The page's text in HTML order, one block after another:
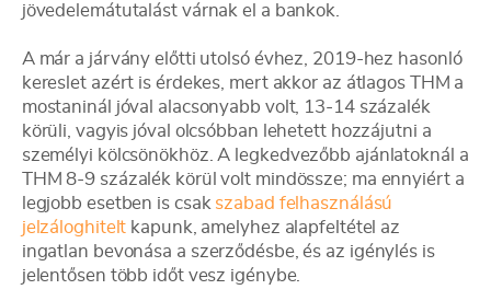
jövedelemátutalást várnak el a bankok.
A már a járvány előtti utolsó évhez, 2019-hez hasonló
kereslet azért is érdekes, mert akkor az átlagos THM a
mostaninál jóval alacsonyabb volt, 13-14 százalék
körüli, vagyis jóval olcsóbban lehetett hozzájutni a
személyi kölcsönökhöz. A legkedvezőbb ajánlatoknál a
THM 8-9 százalék körül volt mindössze; ma ennyiért a
legjobb esetben is csak szabad felhasználású
jelzáloghitelt kapunk, amelyhez alapfeltétel az
ingatlan bevonása a szerződésbe, és az igénylés is
jelentősen több időt vesz igénybe.